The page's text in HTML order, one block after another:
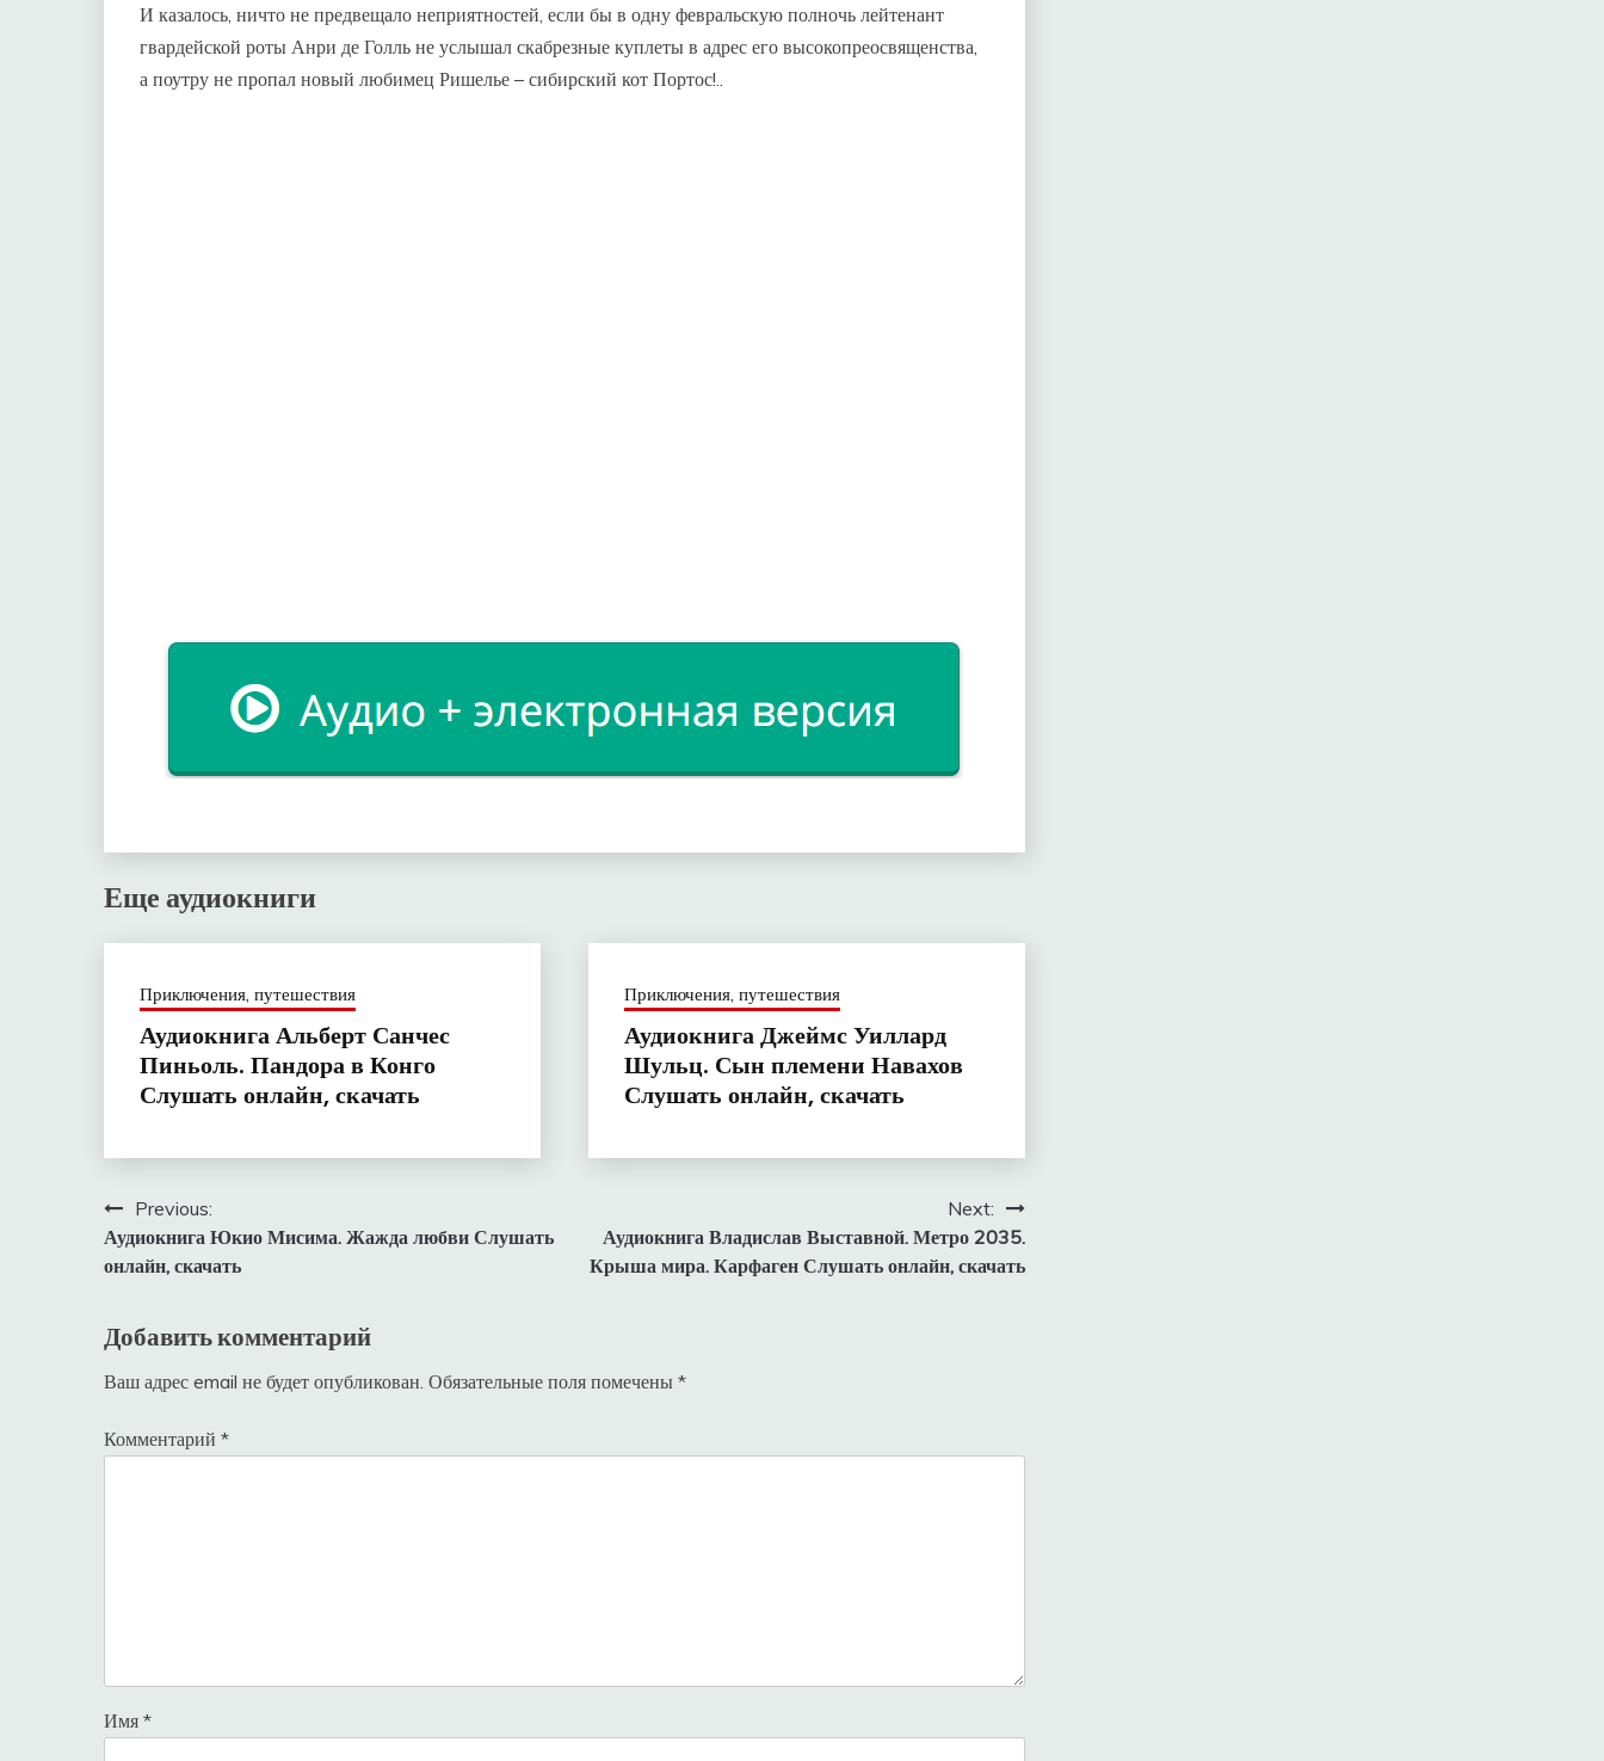
И казалось, ничто не предвещало неприятностей, если бы в одну февральскую полночь лейтенант
гвардейской роты Анри де Голль не услышал скабрезные куплеты в адрес его высокопреосвященства,
а поутру не пропал новый любимец Ришелье – сибирский кот Портос!..
Еще аудиокниги
Приключения, путешествия
Аудиокнига Альберт Санчес
Пиньоль. Пандора в Конго
Слушать онлайн, скачать
Приключения, путешествия
Аудиокнига Джеймс Уиллард
Шульц. Сын племени Навахов
Слушать онлайн, скачать
Навигация
по
Previous:
Аудиокнига Юкио Мисима. Жажда любви Слушать
онлайн, скачать
Next:
Аудиокнига Владислав Выставной. Метро 2035.
Крыша мира. Карфаген Слушать онлайн, скачать
Добавить комментарий
Ваш адрес email не будет опубликован. Обязательные поля помечены *
Комментарий *
Имя *